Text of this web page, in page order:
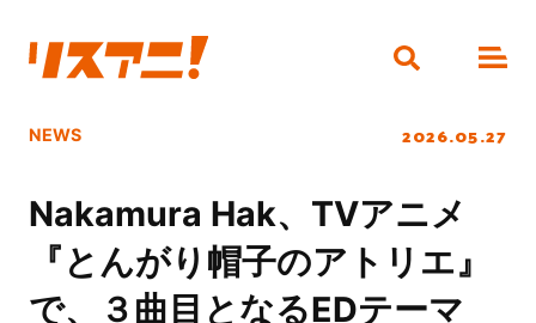
NEWS 2026.05.27
Nakamura Hak、TVアニメ
『とんがり帽子のアトリエ』
で、３曲目となるEDテーマ